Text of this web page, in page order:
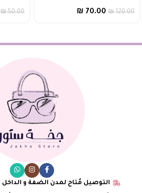
₪120.00
₪ 70.00
₪50.00
التوصيل مُتاح لمدن الضفة و الداخل